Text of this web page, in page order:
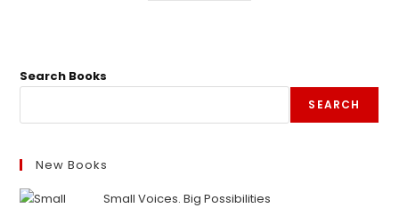
Search Books
SEARCH
New Books
Small Voices. Big Possibilities